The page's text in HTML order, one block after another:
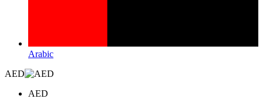
Arabic
AED
AED